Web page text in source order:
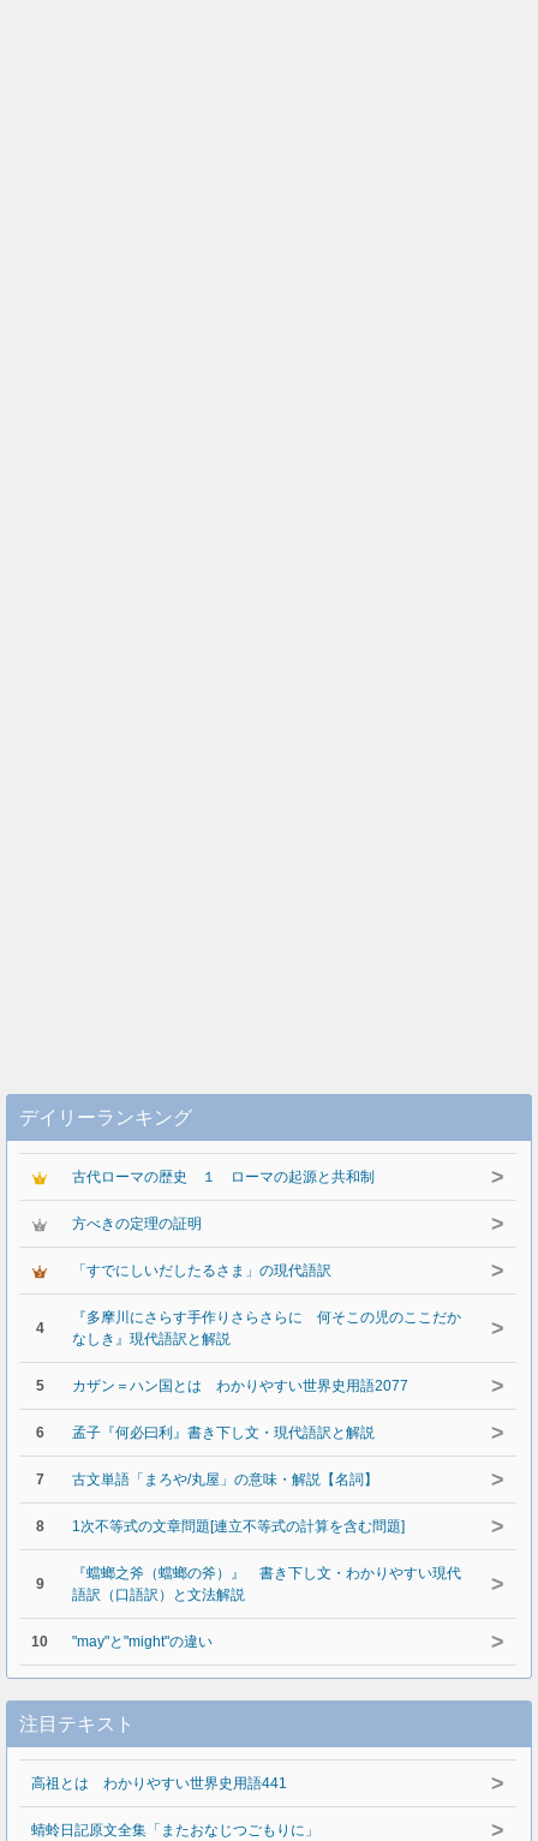
デイリーランキング
古代ローマの歴史 １ ローマの起源と共和制 >
方べきの定理の証明 >
「すでにしいだしたるさま」の現代語訳 >
4
『多摩川にさらす手作りさらさらに 何そこの児のここだか
なしき』現代語訳と解説
>
5 カザン＝ハン国とは わかりやすい世界史用語2077 >
6 孟子『何必曰利』書き下し文・現代語訳と解説 >
7 古文単語「まろや/丸屋」の意味・解説【名詞】 >
8 1次不等式の文章問題[連立不等式の計算を含む問題] >
9
『蟷螂之斧（蟷螂の斧）』 書き下し文・わかりやすい現代
語訳（口語訳）と文法解説
>
10 "may"と"might"の違い >
注目テキスト
高祖とは わかりやすい世界史用語441 >
蜻蛉日記原文全集「またおなじつごもりに」 >